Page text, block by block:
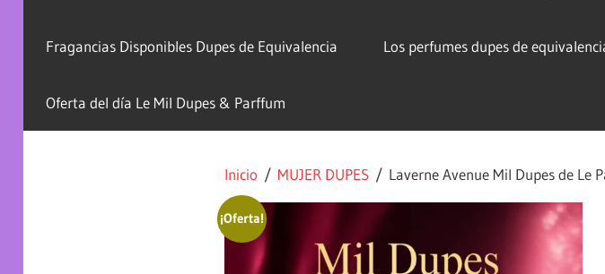
Fragancias Disponibles Dupes de Equivalencia Los perfumes dupes de
Oferta del día Le Mil Dupes & Parffum
Inicio / MUJER DUPES/ Laverne Avenue Mil Dupes de Le
¡Oferta!